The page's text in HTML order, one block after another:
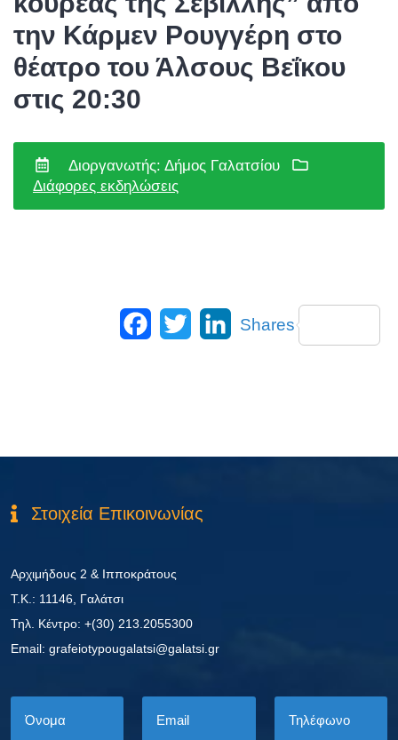
την Κάρμεν Ρουγγέρη στο
θέατρο του Άλσους Βεΐκου
στις 20:30
Διοργανωτής: Δήμος Γαλατσίου
Διάφορες εκδηλώσεις
Facebook
Twitter LinkedIn
Shares
Στοιχεία Επικοινωνίας
Αρχιμήδους 2 & Ιπποκράτους
Τ.Κ.: 11146, Γαλάτσι
Τηλ. Κέντρο: +(30) 213.2055300
Εmail: grafeiotypougalatsi@galatsi.gr